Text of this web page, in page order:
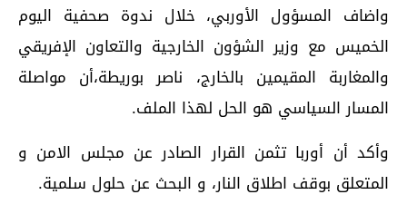
واضاف المسؤول الأوربي، خلال ندوة صحفية اليوم
الخميس مع وزير الشؤون الخارجية والتعاون الإفريقي
والمغاربة المقيمين بالخارج، ناصر بوريطة،أن مواصلة
المسار السياسي هو الحل لهذا الملف.
وأكد أن أوربا تثمن القرار الصادر عن مجلس الامن و
المتعلق بوقف اطلاق النار، و البحث عن حلول سلمية.